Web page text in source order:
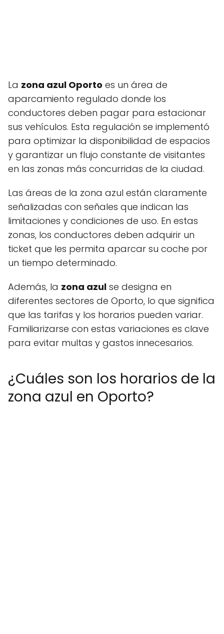
La zona azul Oporto es un área de
aparcamiento regulado donde los
conductores deben pagar para estacionar
sus vehículos. Esta regulación se implementó
para optimizar la disponibilidad de espacios
y garantizar un flujo constante de visitantes
en las zonas más concurridas de la ciudad.
Las áreas de la zona azul están claramente
señalizadas con señales que indican las
limitaciones y condiciones de uso. En estas
zonas, los conductores deben adquirir un
ticket que les permita aparcar su coche por
un tiempo determinado.
Además, la zona azul se designa en
diferentes sectores de Oporto, lo que significa
que las tarifas y los horarios pueden variar.
Familiarizarse con estas variaciones es clave
para evitar multas y gastos innecesarios.
¿Cuáles son los horarios de la
zona azul en Oporto?